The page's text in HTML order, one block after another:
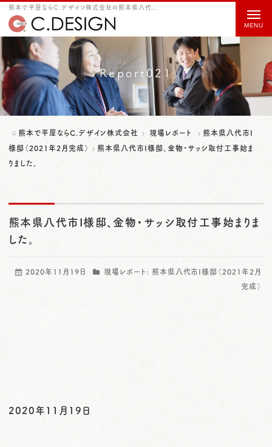
熊本で平屋ならC.デザイン株式会社の熊本県八代市I様邸、金物・サッシ取付工事始まりました。をご紹介
Report021
熊本で平屋ならC.デザイン株式会社 現場レポート
熊本県八代市I
様邸（2021年2月完成）
熊本県八代市I様邸、金物・サッシ取付工事始ま
りました。
熊本県八代市I様邸、金物・サッシ取付工事始まりま
した。
2020年11月19日 現場レポート: 熊本県八代市I様邸（2021年2月
完成）
2020年11月19日
t
o
g
g
l
e
g
a
o